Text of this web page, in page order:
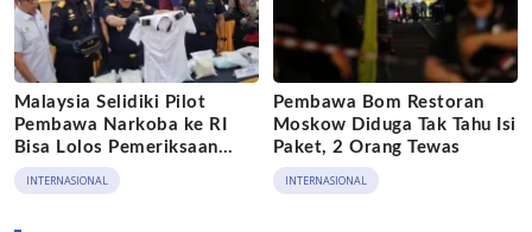
Malaysia Selidiki Pilot
Pembawa Narkoba ke RI
Bisa Lolos Pemeriksaan
KLIA
INTERNASIONAL
Pembawa Bom Restoran
Moskow Diduga Tak Tahu Isi
Paket, 2 Orang Tewas
INTERNASIONAL